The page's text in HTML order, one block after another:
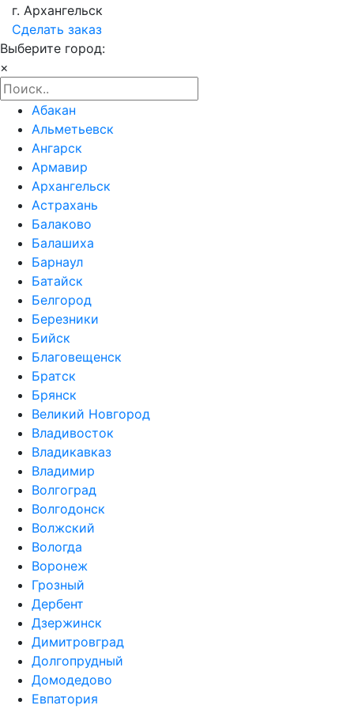
г. Архангельск
Сделать заказ
Выберите город:
×
Абакан
Альметьевск
Ангарск
Армавир
Архангельск
Астрахань
Балаково
Балашиха
Барнаул
Батайск
Белгород
Березники
Бийск
Благовещенск
Братск
Брянск
Великий Новгород
Владивосток
Владикавказ
Владимир
Волгоград
Волгодонск
Волжский
Вологда
Воронеж
Грозный
Дербент
Дзержинск
Димитровград
Долгопрудный
Домодедово
Евпатория